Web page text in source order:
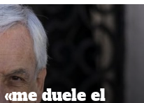
duele el